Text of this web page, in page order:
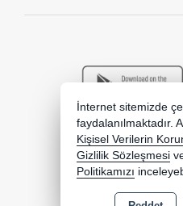
İnternet sitemizde
faydalanılmaktadır.
Kişisel Verilerin
Gizlilik Sözleşmesi
Politikamızı